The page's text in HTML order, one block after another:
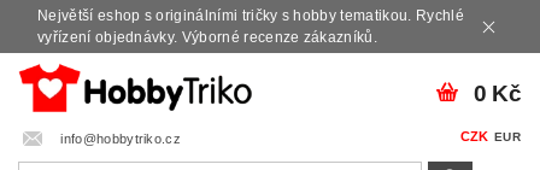
Největší eshop s originálními tričky s hobby tematikou. Rychlé
vyřízení objednávky. Výborné recenze zákazníků.
info@hobbytriko.cz CZK EUR
0 Kč